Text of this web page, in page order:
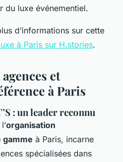
du luxe événementiel.
d’informations sur cette
à Paris sur H.stories.
et
à Paris
: un leader reconnu
organisation
gamme à Paris, incarne
spécialisées dans